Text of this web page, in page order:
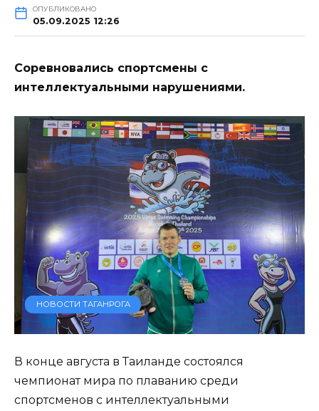
ОПУБЛИКОВАНО
05.09.2025 12:26
Соревновались спортсмены с
интеллектуальными нарушениями.
НОВОСТИ ТАГАНРОГА
В конце августа в Таиланде состоялся
чемпионат мира по плаванию среди
спортсменов с интеллектуальными